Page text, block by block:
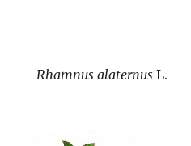
Rhamnus alaternus L.